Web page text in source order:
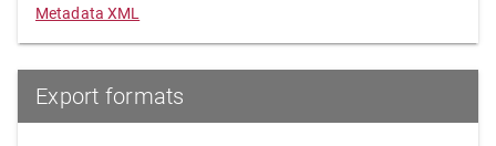
Metadata XML
Export formats